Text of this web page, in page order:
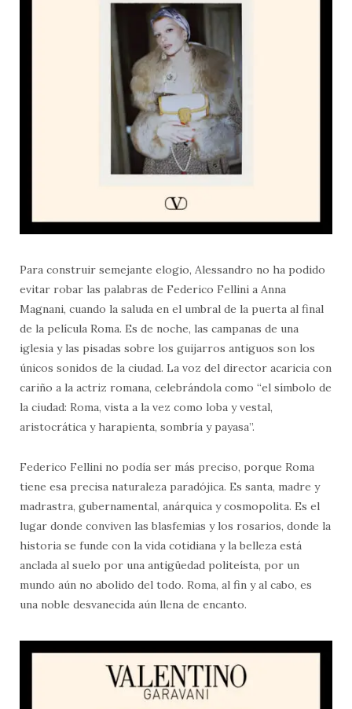
Para construir semejante elogio, Alessandro no ha podido
evitar robar las palabras de Federico Fellini a Anna
Magnani, cuando la saluda en el umbral de la puerta al final
de la película Roma. Es de noche, las campanas de una
iglesia y las pisadas sobre los guijarros antiguos son los
únicos sonidos de la ciudad. La voz del director acaricia con
cariño a la actriz romana, celebrándola como “el símbolo de
la ciudad: Roma, vista a la vez como loba y vestal,
aristocrática y harapienta, sombría y payasa”.
Federico Fellini no podía ser más preciso, porque Roma
tiene esa precisa naturaleza paradójica. Es santa, madre y
madrastra, gubernamental, anárquica y cosmopolita. Es el
lugar donde conviven las blasfemias y los rosarios, donde la
historia se funde con la vida cotidiana y la belleza está
anclada al suelo por una antigüedad politeísta, por un
mundo aún no abolido del todo. Roma, al fin y al cabo, es
una noble desvanecida aún llena de encanto.